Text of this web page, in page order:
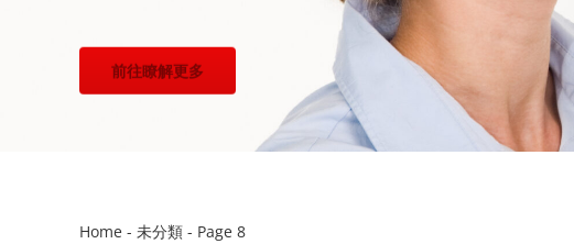
前往瞭解更多
Home- 未分類- Page 8